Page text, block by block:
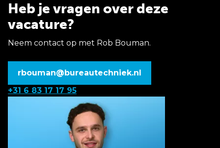
Heb je vragen over deze
vacature?
Neem contact op met Rob Bouman.
rbouman@bureautechniek.nl
+31 6 83 17 17 95